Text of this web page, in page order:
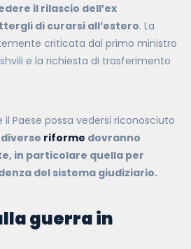
il rilascio dell’ex
di curarsi all’estero. La
criticata dal primo ministro
e la richiesta di trasferimento
Paese possa vedersi riconosciuto
diverse riforme dovranno
in particolare quella per
del sistema giudiziario.
guerra in